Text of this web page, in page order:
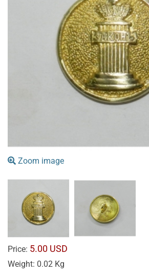
Zoom image
Price: 5.00 USD
Weight: 0.02 Kg